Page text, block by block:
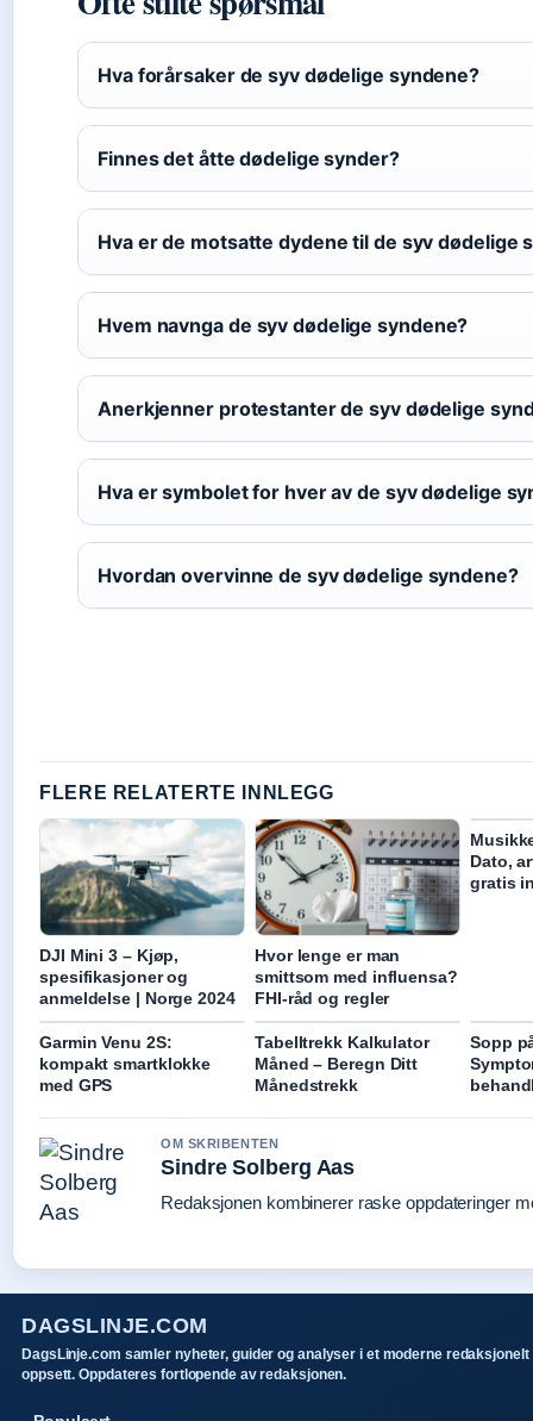
Hva forårsaker de syv dødelige syndene?
Finnes det åtte dødelige synder?
Hva er de motsatte dydene til de syv dødelige
Hvem navnga de syv dødelige syndene?
Anerkjenner protestanter de syv dødelige
Hva er symbolet for hver av de syv dødelige
Hvordan overvinne de syv dødelige syndene?
FLERE RELATERTE INNLEGG
DJI Mini 3 – Kjøp,
spesifikasjoner og
anmeldelse | Norge 2024
Hvor lenge er man
smittsom med influensa?
FHI-råd og regler
Dato,
gratis
Garmin Venu 2S:
kompakt smartklokke
med GPS
Tabelltrekk Kalkulator
Måned – Beregn Ditt
Månedstrekk
Sopp
OM SKRIBENTEN
Sindre Solberg Aas
Redaksjonen kombinerer raske oppdateringer
DAGSLINJE.COM
DagsLinje.com samler nyheter, guider og analyser i et moderne redaksjonelt
oppsett. Oppdateres fortlopende av redaksjonen.